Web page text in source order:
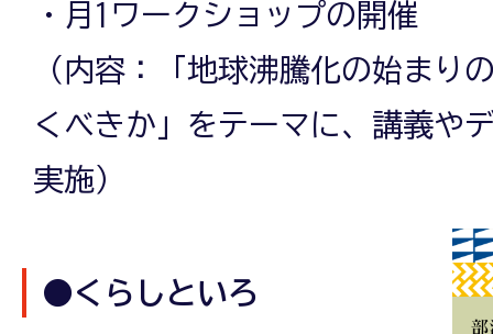
・月1ワークショップの開催
（内容：「地球沸騰化の始まり
くべきか」をテーマに、講義や
実施）
●くらしといろ